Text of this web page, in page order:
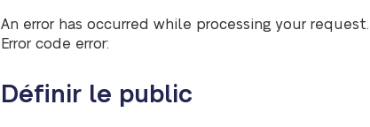
An error has occurred while processing your
Error code error:
Définir le public